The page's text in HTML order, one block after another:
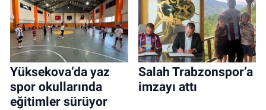
Yüksekova’da yaz
spor okullarında
eğitimler sürüyor
Salah Trabzonspor’a
imzayı attı